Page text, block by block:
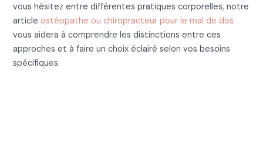
vous hésitez entre différentes pratiques corporelles, notre
article ostéopathe ou chiropracteur pour le mal de dos
vous aidera à comprendre les distinctions entre ces
approches et à faire un choix éclairé selon vos besoins
spécifiques.